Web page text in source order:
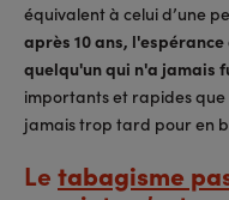
équivalent à celui d’une
après 10 ans,
quelqu'un qui n'a jamais
importants et rapides que
jamais trop tard pour en
Le tabagisme